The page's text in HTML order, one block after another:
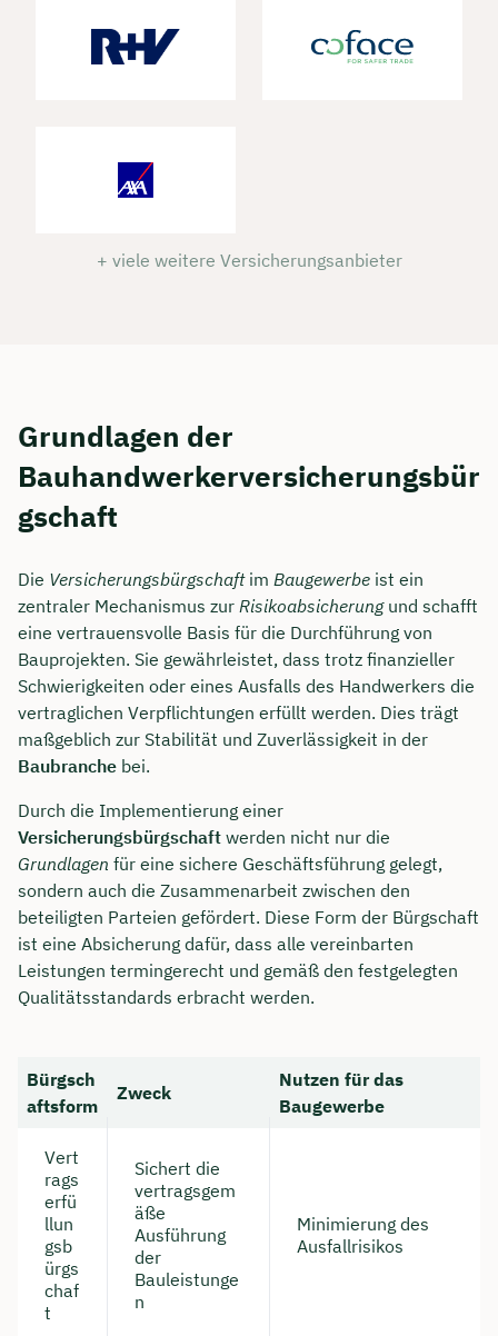
+ viele weitere Versicherungsanbieter
Grundlagen der
Bauhandwerkerversicherungsbür
gschaft
Die Versicherungsbürgschaftim Baugewerbe ist ein
zentraler Mechanismus zur Risikoabsicherungund schafft
eine vertrauensvolle Basis für die Durchführung von
Bauprojekten. Sie gewährleistet, dass trotz finanzieller
Schwierigkeiten oder eines Ausfalls des Handwerkers die
vertraglichen Verpflichtungen erfüllt werden. Dies trägt
maßgeblich zur Stabilität und Zuverlässigkeit in der
Baubranche bei.
Durch die Implementierung einer
Versicherungsbürgschaft werden nicht nur die
Grundlagen für eine sichere Geschäftsführung gelegt,
sondern auch die Zusammenarbeit zwischen den
beteiligten Parteien gefördert. Diese Form der Bürgschaft
ist eine Absicherung dafür, dass alle vereinbarten
Leistungen termingerecht und gemäß den festgelegten
Qualitätsstandards erbracht werden.
Bürgsch
aftsform
Zweck
Nutzen für das
Baugewerbe
Vert
rags
erfü
llun
gsb
ürgs
chaf
t
Sichert die
vertragsgem
äße
Ausführung
der
Bauleistunge
n
Minimierung des
Ausfallrisikos